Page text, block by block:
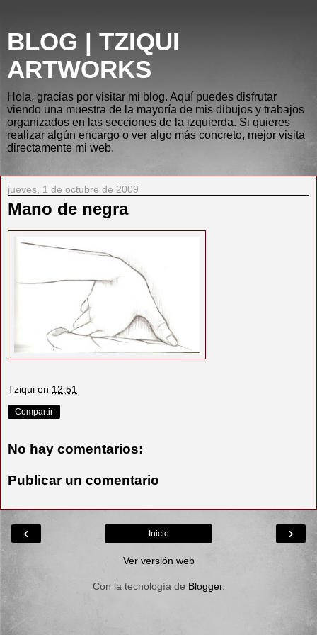
BLOG | TZIQUI
ARTWORKS
Hola, gracias por visitar mi blog. Aquí puedes disfrutar
viendo una muestra de la mayoría de mis dibujos y trabajos
organizados en las secciones de la izquierda. Si quieres
realizar algún encargo o ver algo más concreto, mejor visita
directamente mi web.
jueves, 1 de octubre de 2009
Mano de negra
Tziqui en 12:51
Compartir
No hay comentarios:
Publicar un comentario
‹ ›
Inicio
Ver versión web
Con la tecnología de Blogger.